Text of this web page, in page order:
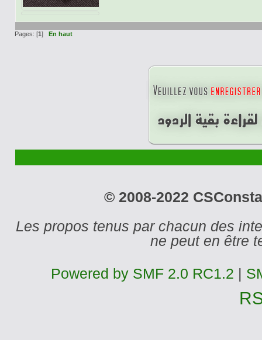
Pages: [1 ] En haut
© 2008-2022
Les propos tenus par chacun des
ne peut en être
Powered by SMF 2.0 RC1.2 |